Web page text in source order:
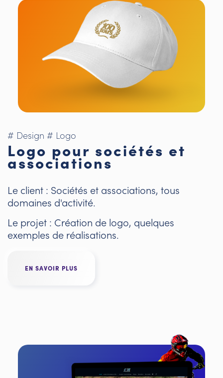
# Design # Logo
Logo pour sociétés et
associations
Le client : Sociétés et associations, tous
domaines d'activité.
Le projet : Création de logo, quelques
exemples de réalisations.
EN SAVOIR PLUS